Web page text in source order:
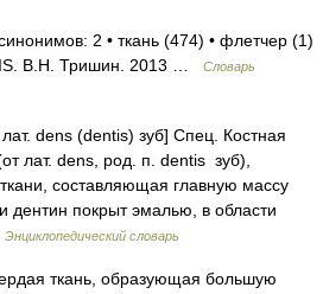
2 • ткань (474) • флетчер (1)
В.Н. Тришин. 2013 …
Словарь
dens (dentis) зуб] Спец. Костная
лат. dens, род. п. dentis зуб),
составляющая главную массу
дентин покрыт эмалью, в области
Энциклопедический словарь
ткань, образующая большую